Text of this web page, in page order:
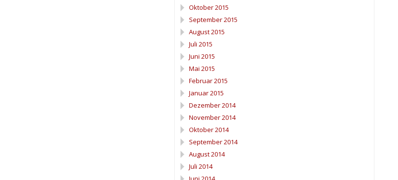
Oktober 2015
September 2015
August 2015
Juli 2015
Juni 2015
Mai 2015
Februar 2015
Januar 2015
Dezember 2014
November 2014
Oktober 2014
September 2014
August 2014
Juli 2014